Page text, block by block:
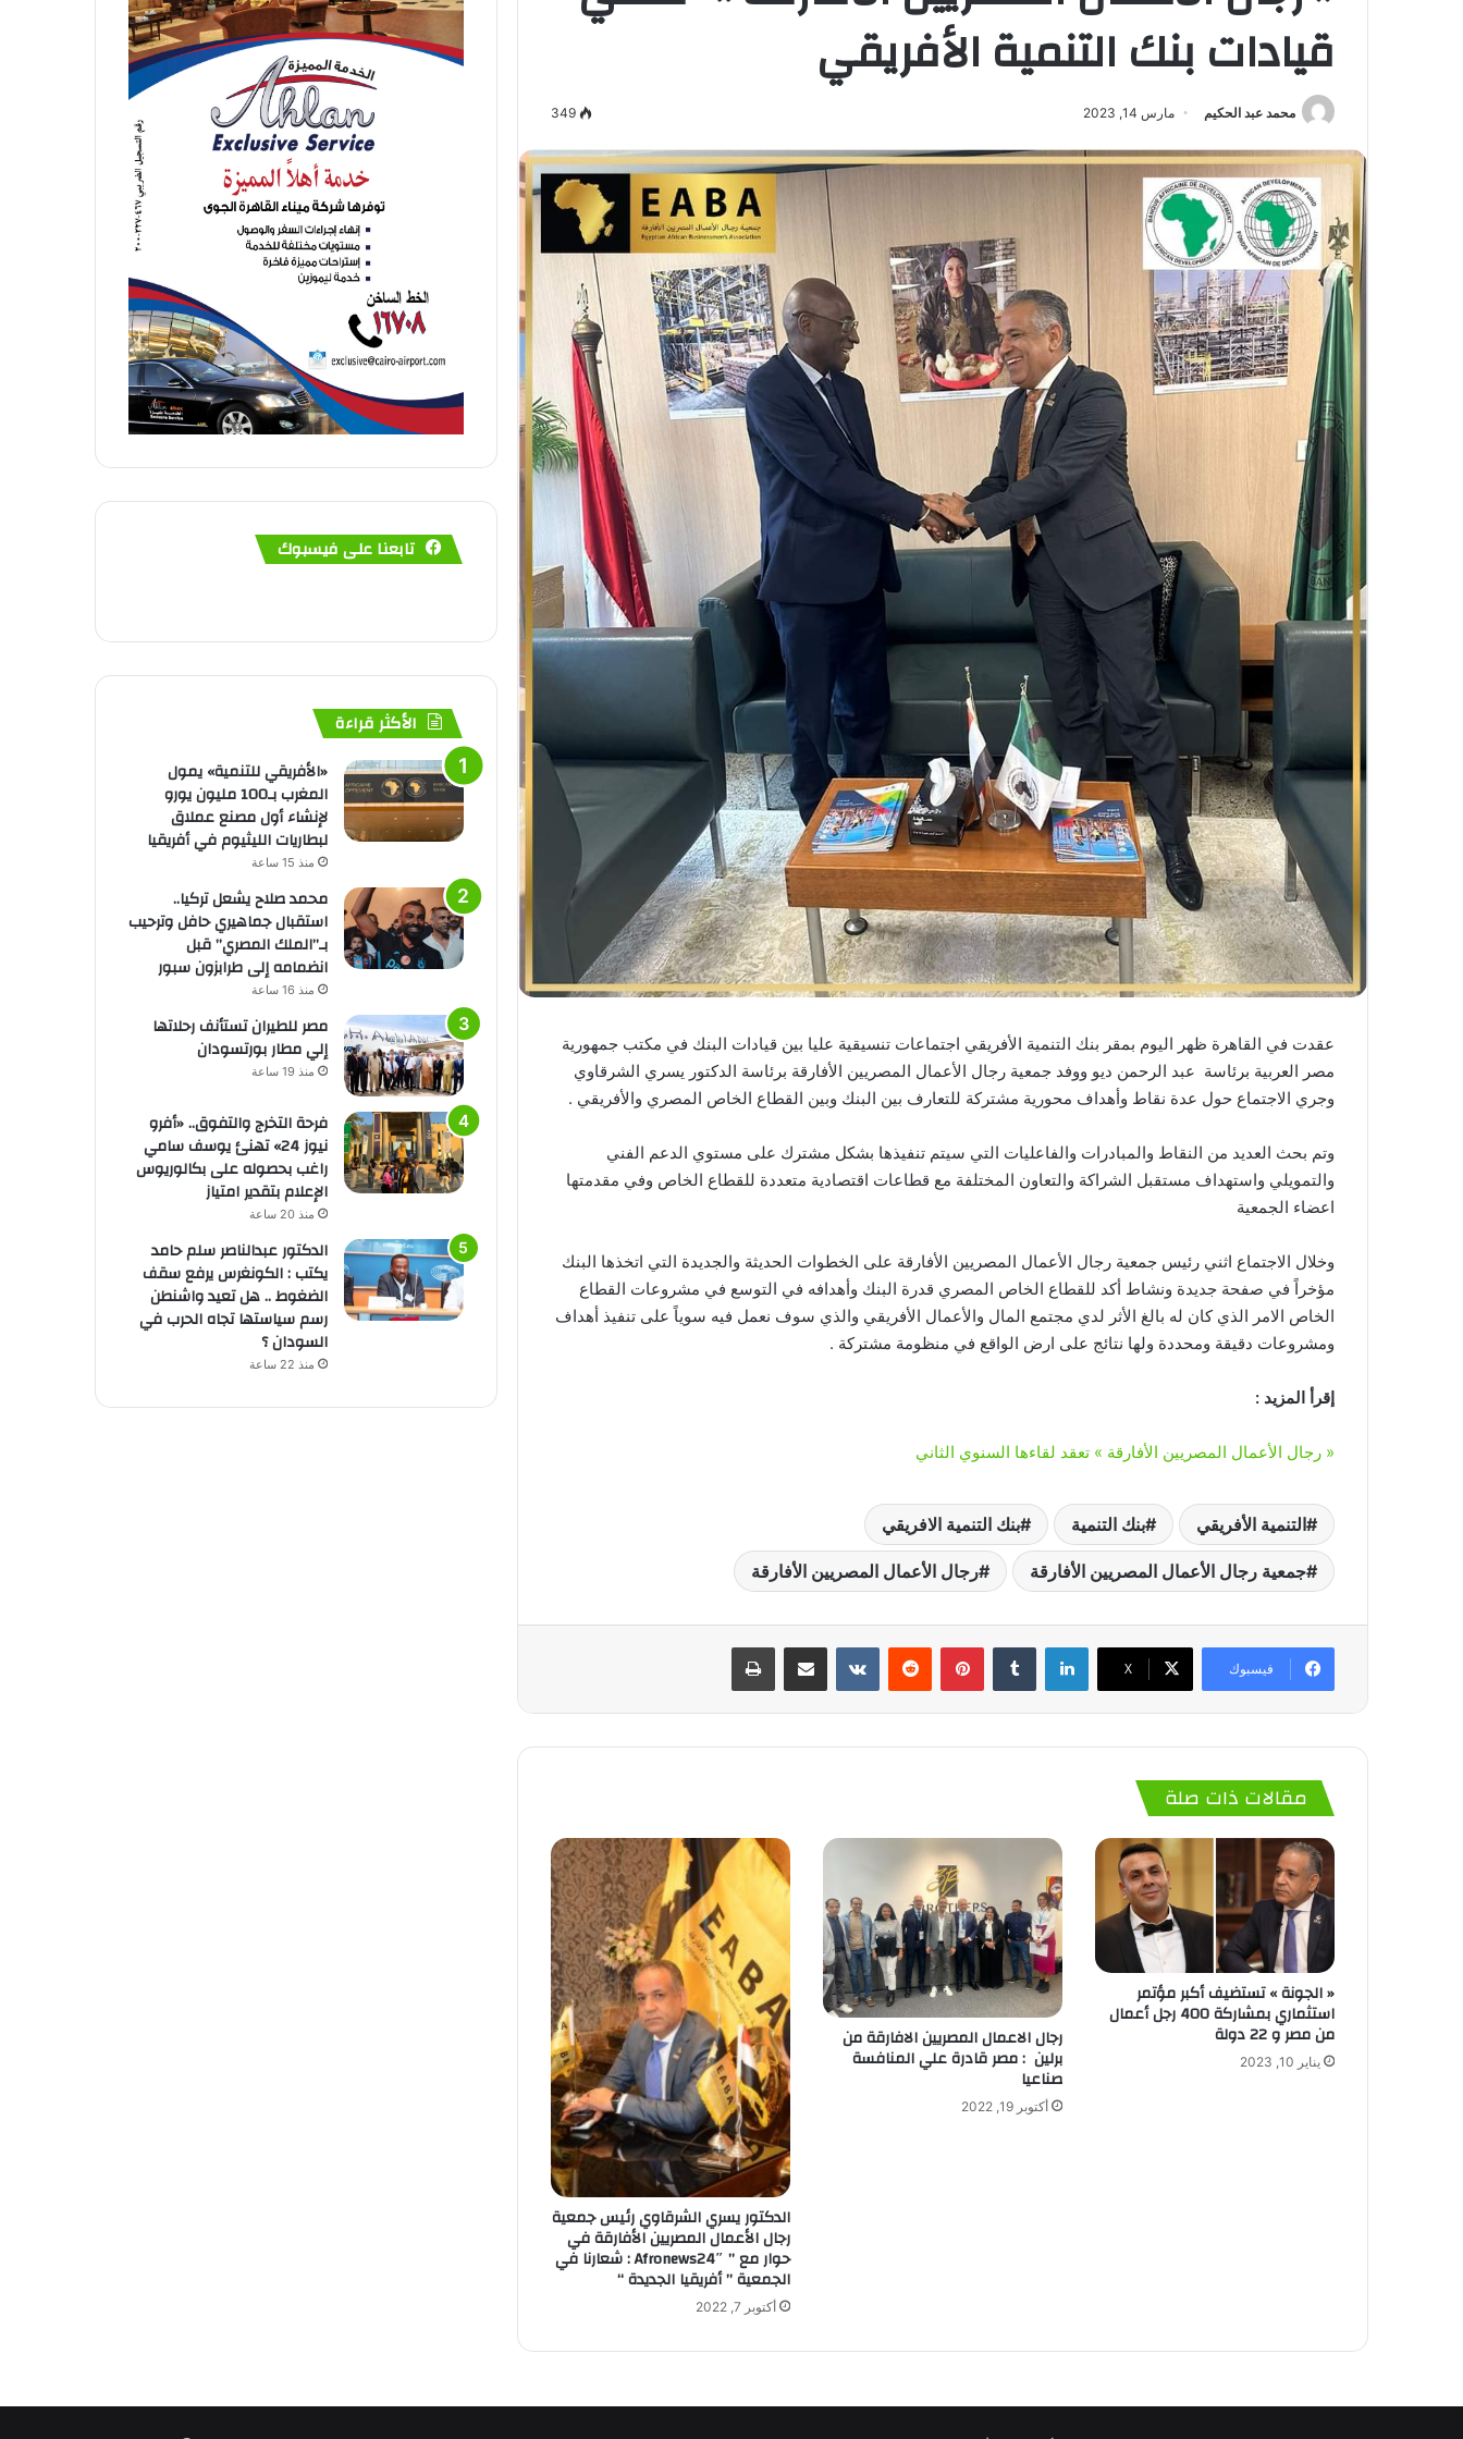
قيادات بنك التنمية الأفريقي
محمد عبد الحكيم مارس 14, 2023 349
عقدت في القاهرة ظهر اليوم بمقر بنك التنمية الأفريقي اجتماعات تنسيقية عليا بين قيادات البنك في مكتب جمهورية
مصر العربية برئاسة عبد الرحمن ديو ووفد جمعية رجال الأعمال المصريين الأفارقة برئاسة الدكتور يسري الشرقاوي
وجري الاجتماع حول عدة نقاط وأهداف محورية مشتركة للتعارف بين البنك وبين القطاع الخاص المصري والأفريقي .
وتم بحث العديد من النقاط والمبادرات والفاعليات التي سيتم تنفيذها بشكل مشترك على مستوي الدعم الفني
والتمويلي واستهداف مستقبل الشراكة والتعاون المختلفة مع قطاعات اقتصادية متعددة للقطاع الخاص وفي مقدمتها
اعضاء الجمعية
وخلال الاجتماع اثني رئيس جمعية رجال الأعمال المصريين الأفارقة على الخطوات الحديثة والجديدة التي اتخذها البنك
مؤخراً في صفحة جديدة ونشاط أكد للقطاع الخاص المصري قدرة البنك وأهدافه في التوسع في مشروعات القطاع
الخاص الامر الذي كان له بالغ الأثر لدي مجتمع المال والأعمال الأفريقي والذي سوف نعمل فيه سوياً على تنفيذ أهداف
ومشروعات دقيقة ومحددة ولها نتائج على ارض الواقع في منظومة مشتركة .
إقرأ المزيد :
« رجال الأعمال المصريين الأفارقة » تعقد لقاءها السنوي الثاني
التنمية الأفريقي بنك التنمية بنك التنمية الافريقي
جمعية رجال الأعمال المصريين الأفارقة رجال الأعمال المصريين الأفارقة
فيسبوك ‫X
لينكدإن بينتيريست
مقالات ذات صلة
« الجونة » تستضيف أكبر مؤتمر
استثماري بمشاركة 400 رجل أعمال
من مصر و 22 دولة
يناير 10, 2023
رجال الاعمال المصريين الافارقة من
برلين : مصر قادرة علي المنافسة
صناعيا
أكتوبر 19, 2022
الدكتور يسري الشرقاوي رئيس جمعية
رجال الأعمال المصريين الأفارقة في
حوار مع ” Afronews24″ : شعارنا في
الجمعية ” أفريقيا الجديدة “
أكتوبر 7, 2022
تابعنا على فيسبوك
الأكثر قراءة
«الأفريقي للتنمية» يمول
المغرب بـ100 مليون يورو
لإنشاء أول مصنع عملاق
لبطاريات الليثيوم في أفريقيا
منذ 15 ساعة
محمد صلاح يشعل تركيا..
استقبال جماهيري حافل وترحيب
بـ”الملك المصري” قبل
انضمامه إلى طرابزون سبور
منذ 16 ساعة
مصر للطيران تستأنف رحلاتها
إلي مطار بورتسودان
منذ 19 ساعة
فرحة التخرج والتفوق.. «أفرو
نيوز 24» تهنئ يوسف سامي
راغب بحصوله على بكالوريوس
الإعلام بتقدير امتياز
منذ 20 ساعة
الدكتور عبدالناصر سلم حامد
يكتب : الكونغرس يرفع سقف
الضغوط .. هل تعيد واشنطن
رسم سياستها تجاه الحرب في
السودان ؟
منذ 22 ساعة